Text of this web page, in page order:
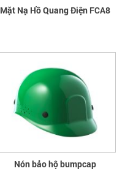
Mặt Nạ Hồ Quang Điện FCA8
Nón bảo hộ bumpcap